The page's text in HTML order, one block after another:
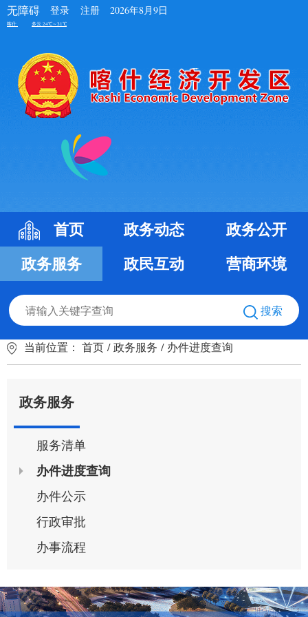
无障碍 登录 注册 2026年8月9日
首页 政务动态
政务公开
政务服务
政民互动 营商环境
搜索
当前位置： 首页 /政务服务 / 办件进度查询
政务服务
服务清单
办件进度查询
办件公示
行政审批
办事流程